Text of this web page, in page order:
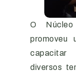
O
promoveu
capacitar
diversos